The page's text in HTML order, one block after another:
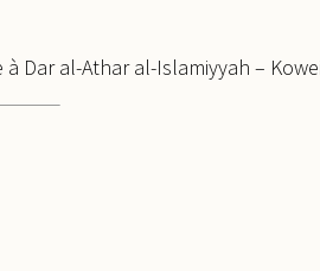
Dar al-Athar al-Islamiyyah –